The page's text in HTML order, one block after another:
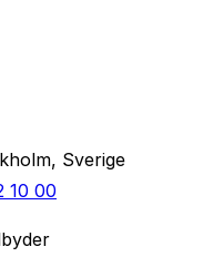
Sverige
10 00